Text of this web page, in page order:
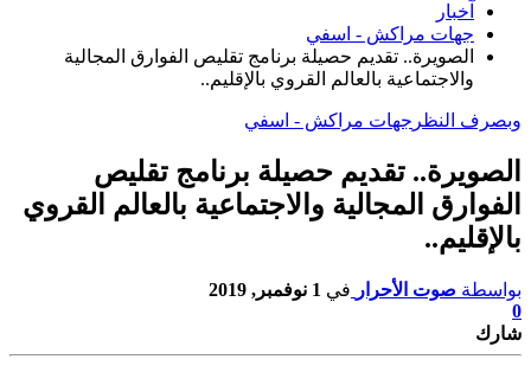
آخبار
جهات مراكش - اسفي
الصويرة.. تقديم حصيلة برنامج تقليص الفوارق المجالية
والاجتماعية بالعالم القروي بالإقليم..
وبصرف النظر جهات مراكش - اسفي
الصويرة.. تقديم حصيلة برنامج تقليص
الفوارق المجالية والاجتماعية بالعالم القروي
بالإقليم..
بواسطة صوت الأحرار في 1 نوفمبر, 2019
0
شارك